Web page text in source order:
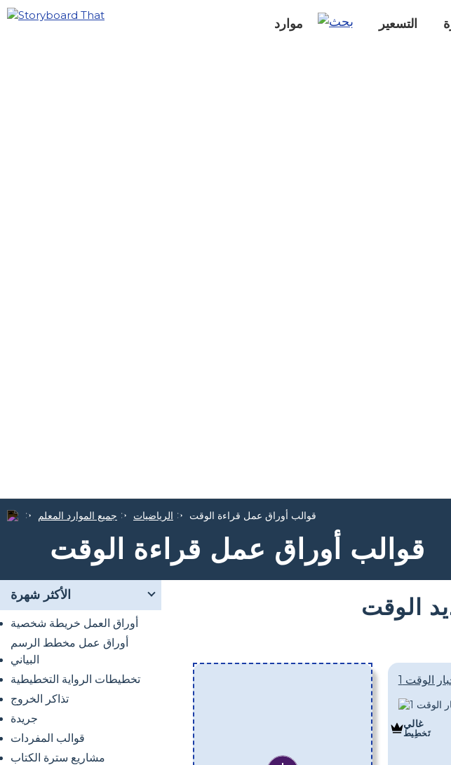
موارد التسعير
جميع الموارد المعلم الرياضيات قوالب أوراق عمل قراءة الوقت
قوالب أوراق عمل قراءة الوقت
الأكثر شهرة
أوراق العمل خريطة شخصية
أوراق عمل مخطط الرسم
البياني
تخطيطات الرواية التخطيطية
تذاكر الخروج
جريدة
قوالب المفردات
مشاريع سترة الكتاب
الوقت
الوقت 1
غالي
تَخطِيط